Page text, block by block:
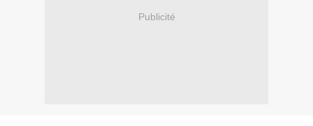
Publicité